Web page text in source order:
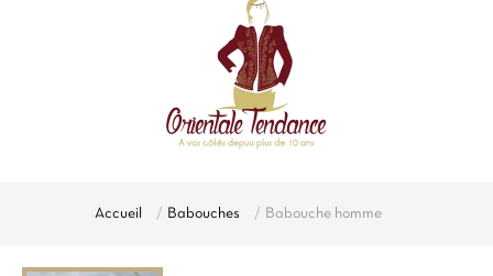
Accueil Babouches Babouche homme